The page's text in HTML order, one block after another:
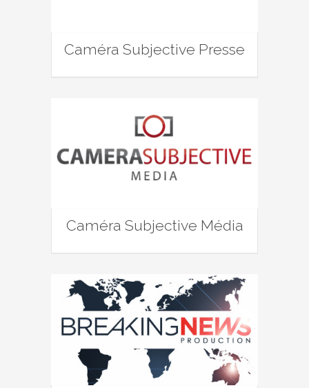
Caméra Subjective Presse
Caméra Subjective Média